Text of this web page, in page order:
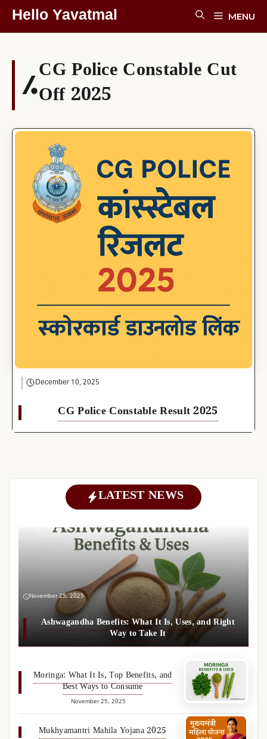
SkipHello Yavatmal MENU
CG Police Constable Cut
Off 2025
December 10, 2025
CG Police Constable Result 2025
LATEST NEWS
November 25, 2025
Ashwagandha Benefits: What It Is, Uses, and Right
Way to Take It
Moringa: What It Is, Top Benefits, and
Best Ways to Consume
November 25, 2025
Mukhyamantri Mahila Yojana 2025